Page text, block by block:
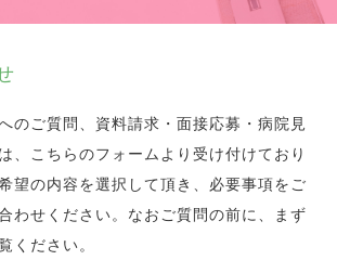
のご質問、資料請求・面接応募・病院見
、こちらのフォームより受け付けており
望の内容を選択して頂き、必要事項をご
わせください。なおご質問の前に、まず
ください。